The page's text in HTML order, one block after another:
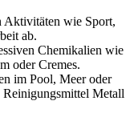
Aktivitäten wie Sport,
ab.
Chemikalien wie
oder Cremes.
im Pool, Meer oder
Reinigungsmittel Metall